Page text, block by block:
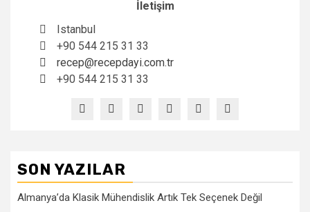
İletişim
Istanbul
+90 544 215 31 33
recep@recepdayi.com.tr
+90 544 215 31 33
SON YAZILAR
Almanya’da Klasik Mühendislik Artık Tek Seçenek Değil